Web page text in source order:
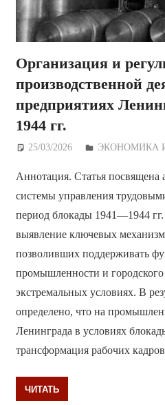
Организация и
производственной
предприятиях
1944 гг.
25/03/2026 Дежурный по
ЭКОНОМИКА
Аннотация. Статья посвящена
системы управления
период блокады 1941—1944
выявление ключевых
позволивших поддерживать
промышленности и городского
экстремальных условиях. В
определено, что на
Ленинграда в условиях
трансформация рабочих
ЧИТАТЬ